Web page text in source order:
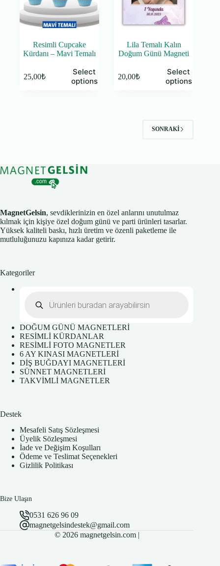
Resimli Cupcake
Kürdanı – Mavi Temalı
25,00₺
Select
options
Lila Temalı Kalın
Doğum Günü Magneti
20,00₺
Select
options
SONRAKI
MagnetGelsin, sevdiklerinizin en özel anlarını unutulmaz
kılmak için kişiye özel doğum günü ve parti ürünleri tasarlar.
Yüksek kaliteli baskı, hızlı üretim ve özenli paketleme ile
mutluluğunuzu kapınıza kadar getirir.
Kategoriler
search
DOĞUM GÜNÜ MAGNETLERİ
RESİMLİ KÜRDANLAR
RESİMLİ FOTO MAGNETLER
6 AY KINASI MAGNETLERİ
DİŞ BUĞDAYI MAGNETLERİ
SÜNNET MAGNETLERİ
TAKVİMLİ MAGNETLER
Destek
Mesafeli Satış Sözleşmesi
Üyelik Sözleşmesi
İade ve Değişim Koşulları
Ödeme ve Teslimat Seçenekleri
Gizlilik Politikası
Bize Ulaşın
0531 626 96 09
magnetgelsindestek@gmail.com
© 2026 magnetgelsin.com |